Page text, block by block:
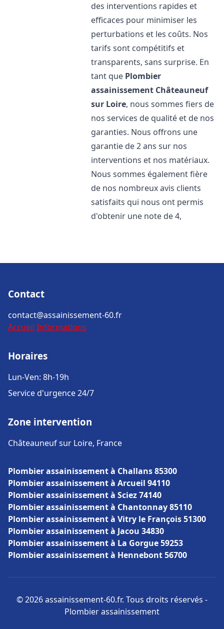
des interventions rapides et
efficaces pour minimiser les
perturbations et les coûts. Nos
tarifs sont compétitifs et
transparents, sans surprise. En
tant que Plombier
assainissement Châteauneuf
sur Loire, nous sommes fiers de
nos services de qualité et de nos
garanties. Nous offrons une
garantie de 2 ans sur nos
interventions et nos matériaux.
Nous sommes également fière
de nos nombreux avis clients
satisfaits qui nous ont permis
d'obtenir une note de 4,
Contact
contact@assainissement-60.fr
Accueil Informations
Horaires
Lun-Ven: 8h-19h
Service d'urgence 24/7
Zone intervention
Châteauneuf sur Loire, France
Plombier assainissement à Challans 85300
Plombier assainissement à Arcueil 94110
Plombier assainissement à Sciez 74140
Plombier assainissement à Chantonnay 85110
Plombier assainissement à Vitry le François 51300
Plombier assainissement à Jacou 34830
Plombier assainissement à La Gorgue 59253
Plombier assainissement à Hennebont 56700
© 2026 assainissement-60.fr. Tous droits réservés -
Plombier assainissement